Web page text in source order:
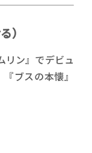
）
リン』でデビュ
ブスの本懐』